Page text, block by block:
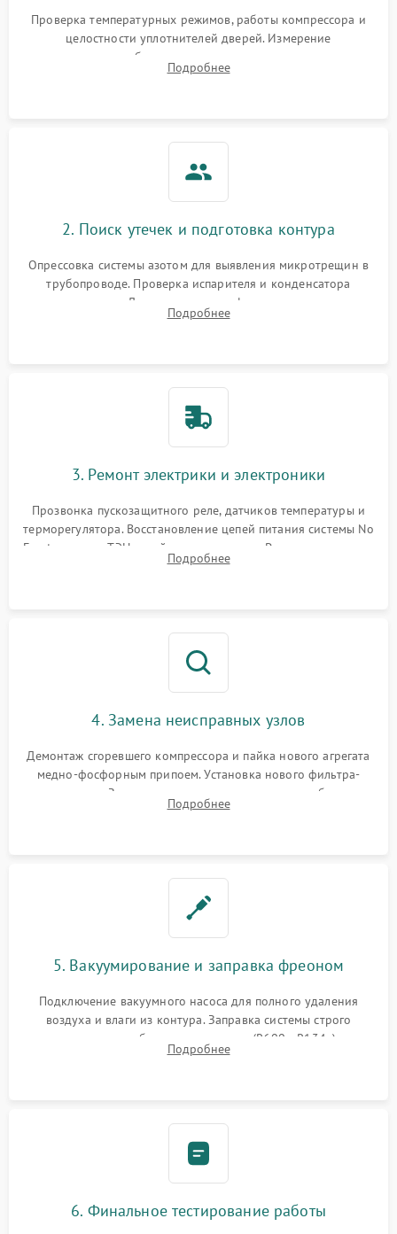
работе
2000 ₽ Подробнее →
1000 ₽
1800 ₽
Проверка температурных режимов, работы компрессора и
целостности уплотнителей дверей. Измерение
сопротивления обмоток мотора, проверка термостата и
считывание кодов ошибок с электронного дисплея.
Подробнее
2. Поиск утечек и подготовка контура
Опрессовка системы азотом для выявления микротрещин в
трубопроводе. Проверка испарителя и конденсатора
течеискателем. Демонтаж старого фильтра-осушителя и
продувка капиллярной трубки для устранения засоров.
Подробнее
3. Ремонт электрики и электроники
Прозвонка пускозащитного реле, датчиков температуры и
терморегулятора. Восстановление цепей питания системы No
Frost, включая ТЭН оттайки и вентилятор. Ремонт или замена
платы управления при сбоях алгоритмов.
Подробнее
4. Замена неисправных узлов
Демонтаж сгоревшего компрессора и пайка нового агрегата
медно-фосфорным припоем. Установка нового фильтра-
осушителя. Замена изношенных вентиляторов обдува,
сломанных заслонок или поврежденных дверных петель.
Подробнее
5. Вакуумирование и заправка фреоном
Подключение вакуумного насоса для полного удаления
воздуха и влаги из контура. Заправка системы строго
дозированным объемом хладагента (R600a, R134a) по
электронным весам. Контроль рабочего давления в системе.
Подробнее
6. Финальное тестирование работы